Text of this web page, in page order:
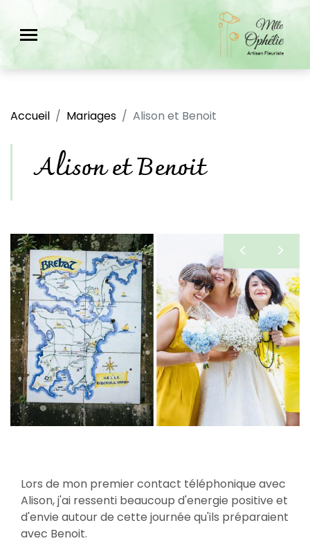
Accueil Mariages Alison et Benoit
Alison et Benoit
Lors de mon premier contact téléphonique avec
Alison, j'ai ressenti beaucoup d'energie positive et
d'envie autour de cette journée qu'ils préparaient
avec Benoit.